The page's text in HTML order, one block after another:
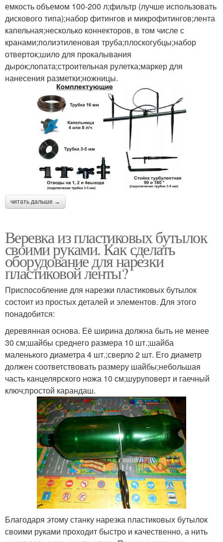
емкость объемом 100-200 л;фильтр (лучше использовать
дискового типа);набор фитингов и микрофитингов;лента
капельная;несколько коннекторов, в том числе с
кранами;полиэтиленовая труба;плоскогубцы;набор
отверток;шило для прокалывания
дырок;лопата;строительная рулетка;маркер для
нанесения разметки;ножницы.
читать дальше →
Веревка из пластиковых бутылок
своими руками. Как сделать
оборудование для нарезки
пластиковой ленты?
Приспособление для нарезки пластиковых бутылок
состоит из простых деталей и элементов. Для этого
понадобится:
деревянная основа. Её ширина должна быть не менее
30 см;шайбы среднего размера 10 шт.;шайба
маленького диаметра 4 шт.;сверло 2 шт. Его диаметр
должен соответствовать размеру шайбы;небольшая
часть канцелярского ножа 10 см;шуруповерт и гаечный
ключ;простой карандаш.
Благодаря этому станку нарезка пластиковых бутылок
своими руками проходит быстро и качественно, а нить